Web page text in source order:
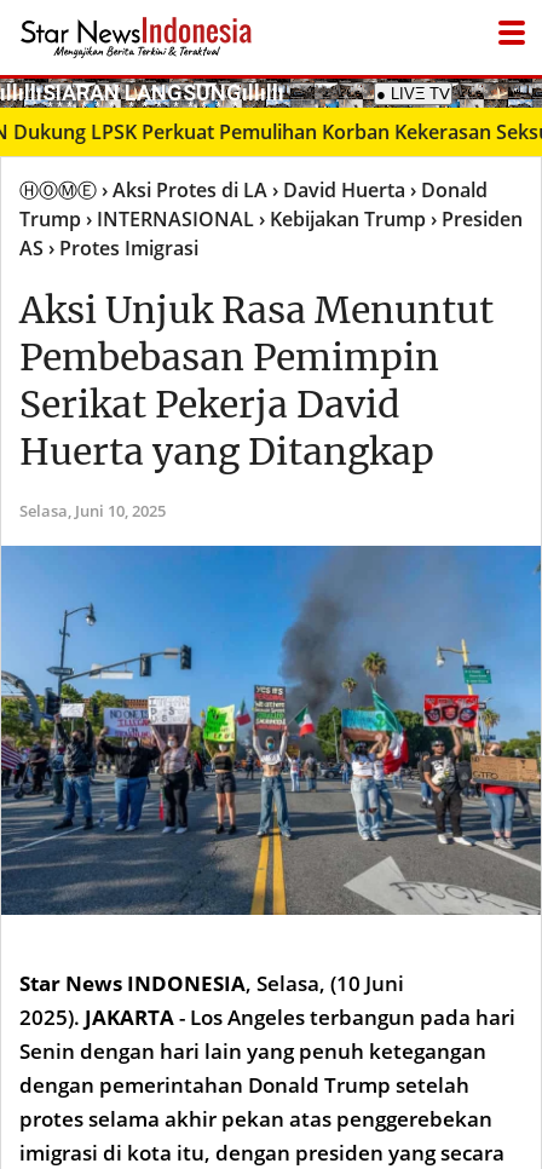
­ıllıllıS͙I͙A͙R͙A͙N͙ L͙A͙N͙G͙S͙U͙N͙G͙ıllıllı ● LIVΞ Tᐯ
LPSK Perkuat Pemulihan Korban Kekerasan Seksual
ⒽⓄⓂⒺ› Aksi Protes di LA› David Huerta › Donald
Trump› INTERNASIONAL› Kebijakan Trump› Presiden
AS › Protes Imigrasi
Aksi Unjuk Rasa Menuntut
Pembebasan Pemimpin
Serikat Pekerja David
Huerta yang Ditangkap
Selasa, Juni 10, 2025
Star News INDONESIA, Selasa, (10 Juni
2025). JAKARTA- Los Angeles terbangun pada hari
Senin dengan hari lain yang penuh ketegangan
dengan pemerintahan Donald Trump setelah
protes selama akhir pekan atas penggerebekan
imigrasi di kota itu, dengan presiden yang secara